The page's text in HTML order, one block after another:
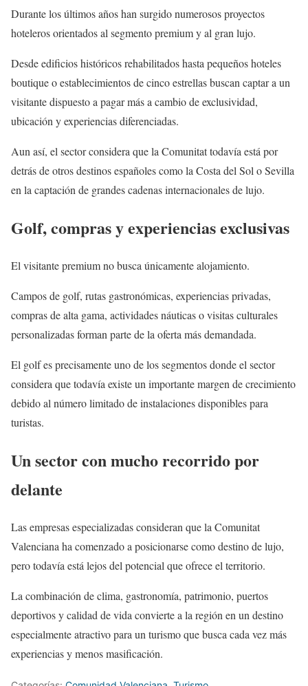
Durante los últimos años han surgido numerosos proyectos
hoteleros orientados al segmento premium y al gran lujo.
Desde edificios históricos rehabilitados hasta pequeños hoteles
boutique o establecimientos de cinco estrellas buscan captar a un
visitante dispuesto a pagar más a cambio de exclusividad,
ubicación y experiencias diferenciadas.
Aun así, el sector considera que la Comunitat todavía está por
detrás de otros destinos españoles como la Costa del Sol o Sevilla
en la captación de grandes cadenas internacionales de lujo.
Golf, compras y experiencias exclusivas
El visitante premium no busca únicamente alojamiento.
Campos de golf, rutas gastronómicas, experiencias privadas,
compras de alta gama, actividades náuticas o visitas culturales
personalizadas forman parte de la oferta más demandada.
El golf es precisamente uno de los segmentos donde el sector
considera que todavía existe un importante margen de crecimiento
debido al número limitado de instalaciones disponibles para
turistas.
Un sector con mucho recorrido por
delante
Las empresas especializadas consideran que la Comunitat
Valenciana ha comenzado a posicionarse como destino de lujo,
pero todavía está lejos del potencial que ofrece el territorio.
La combinación de clima, gastronomía, patrimonio, puertos
deportivos y calidad de vida convierte a la región en un destino
especialmente atractivo para un turismo que busca cada vez más
experiencias y menos masificación.